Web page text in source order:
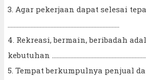
3. Agar pekerjaan dapat selesai
.........................................................................
4. Rekreasi, bermain, beribadah
kebutuhan
5. Tempat berkumpulnya penjual